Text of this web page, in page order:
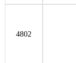
4802